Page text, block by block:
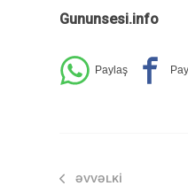
Gununsesi.info
ƏVVƏLKI